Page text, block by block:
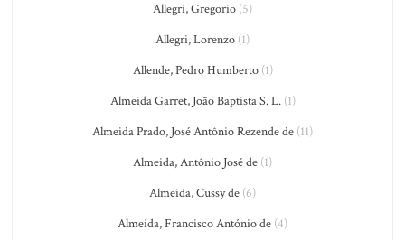
Allegri, Gregorio (5)
Allegri, Lorenzo (1)
Allende, Pedro Humberto(1)
Almeida Garret, João Baptista S. L.(1)
Almeida Prado, José Antônio Rezende de (11)
Almeida, Antônio José de (1)
Almeida, Cussy de (6)
Almeida, Francisco António de (4)